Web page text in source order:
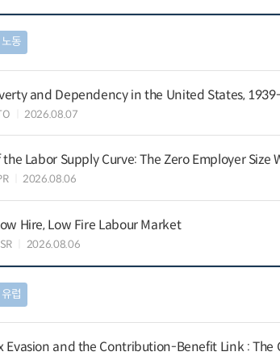
노동
and Dependency in the United States,
2026.08.07
the Labor Supply Curve: The Zero Employer Size
2026.08.06
Hire, Low Fire Labour Market
2026.08.06
유럽
Evasion and the Contribution-Benefit Link :